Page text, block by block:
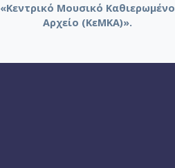
«Κεντρικό Μουσικό Καθιερωμένο
Αρχείο (ΚεΜΚΑ)».